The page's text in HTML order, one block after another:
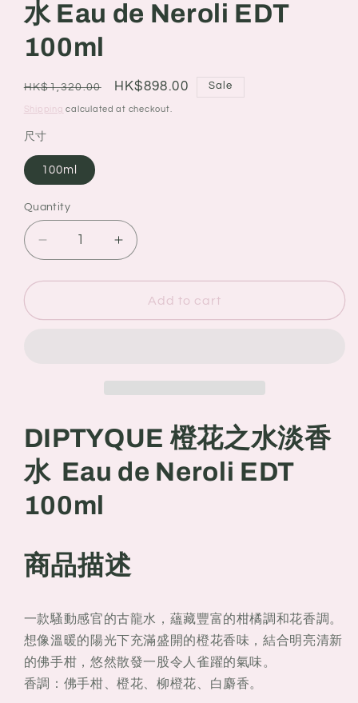
水 Eau de Neroli EDT
100ml
Regular
price
HK$1,320.00
Sale
price
HK$898.00 Sale
Shipping calculated at checkout.
尺寸
100ml
Quantity
Quantity
Decrease
quantity
for
橙
水
Eau
de
Neroli
EDT
Increase
quantity
for
DIPTYQUE
橙
水
水
Eau
de
Add to cart
DIPTYQUE 橙花之水淡香
水 Eau de Neroli EDT
100ml
商品描述
一款騷動感官的古龍水，蘊藏豐富的柑橘調和花香調。
想像溫暖的陽光下充滿盛開的橙花香味，結合明亮清新
的佛手柑，悠然散發一股令人雀躍的氣味。
香調：佛手柑、橙花、柳橙花、白麝香。